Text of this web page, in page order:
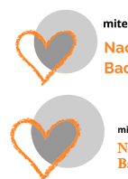
Inhalt
springen